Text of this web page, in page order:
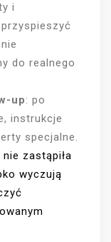
i
do realnego
up: po
instrukcje
specjalne.
zastąpiła
wyczują